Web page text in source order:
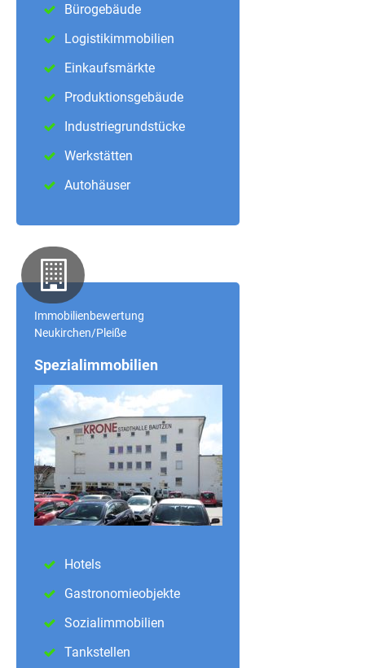
Bürogebäude
Logistikimmobilien
Einkaufsmärkte
Produktionsgebäude
Industriegrundstücke
Werkstätten
Autohäuser
Immobilienbewertung
Neukirchen/Pleiße
Spezialimmobilien
Hotels
Gastronomieobjekte
Sozialimmobilien
Tankstellen